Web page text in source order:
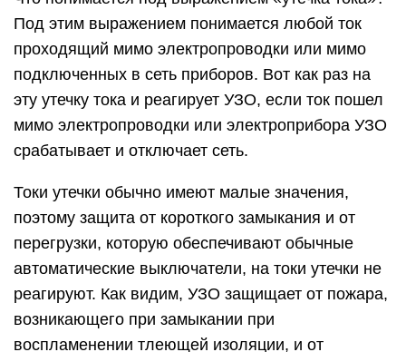
Под этим выражением понимается любой ток
проходящий мимо электропроводки или мимо
подключенных в сеть приборов. Вот как раз на
эту утечку тока и реагирует УЗО, если ток пошел
мимо электропроводки или электроприбора УЗО
срабатывает и отключает сеть.
Токи утечки обычно имеют малые значения,
поэтому защита от короткого замыкания и от
перегрузки, которую обеспечивают обычные
автоматические выключатели, на токи утечки не
реагируют. Как видим, УЗО защищает от пожара,
возникающего при замыкании при
воспламенении тлеющей изоляции, и от